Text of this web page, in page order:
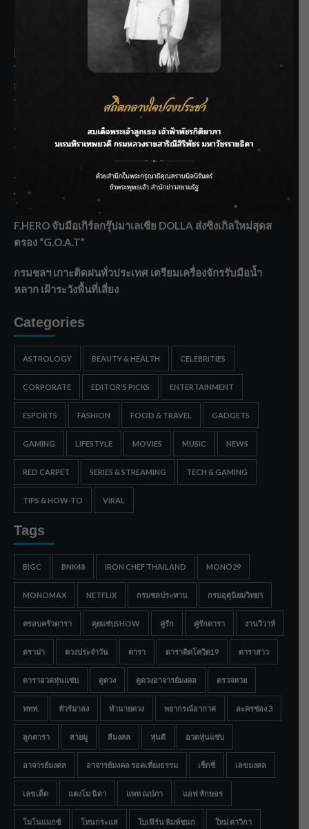
THE BEST ENTERTAINMENT
Recent Posts
กรมชลฯ รับฟังประชาชน ติดตามแก้ปัญหาโครงการประตู
ระบายน้ำศรีสองรักฯ
‘แมน การิน’ แชร์ความเชื่อชวนคิด! “อยากกินอะไรหลังจาก
ลาโลกนี้ ให้ใส่บาตรสิ่งนั้นไว้ตอนยังมีชีวิต”
ราชเลขานุการในพระองค์ฯ ติดตามโครงการหุบกะพง–ห้วย
ทรายใต้ เสริมความมั่นคงน้ำเพชรบุรี
F.HERO จับมือเกิร์ลกรุ๊ปมาเลเซีย DOLLA ส่งซิงเกิลใหม่สุดส
ตรอง “G.O.A.T”
กรมชลฯ เกาะติดฝนทั่วประเทศ เตรียมเครื่องจักรรับมือน้ำ
หลาก เฝ้าระวังพื้นที่เสี่ยง
Categories
ASTROLOGY BEAUTY & HEALTH CELEBRITIES
CORPORATE EDITOR'S PICKS ENTERTAINMENT
ESPORTS FASHION FOOD & TRAVEL GADGETS
GAMING LIFESTYLE MOVIES MUSIC NEWS
RED CARPET SERIES & STREAMING TECH & GAMING
TIPS & HOW-TO VIRAL
Tags
BIGC BNK48 IRON CHEF THAILAND MONO29
MONOMAX NETFLIX กรมชลประทาน กรมอุตุนิยมวิทยา
ครอบครัวดารา คุยแซ่บSHOW คู่รัก คู่รักดารา งานวิวาห์
ดราม่า ดวงประจำวัน ดารา ดาราติดโควิด19 ดาราสาว
ดาราอวดหุ่นแซ่บ ดูดวง ดูดวงอาจารย์มงคล ตรวจหวย
ททท. ทัวร์มาลง ทำนายดวง พยากรณ์อากาศ ละครช่อง 3
ลูกดารา สายมู สีมงคล หุ่นดี อวดหุ่นแซ่บ
อาจารย์มงคล อาจารย์มงคล รอดเที่ยงธรรม เซ็กซี่ เลขมงคล
เลขเด็ด แตงโม นิดา แพท ณปภา แอฟ ทักษอร
โมโนแมกซ์ โหนกระแส ใบเฟิร์น พิมพ์ชนก ใหม่ ดาวิกา